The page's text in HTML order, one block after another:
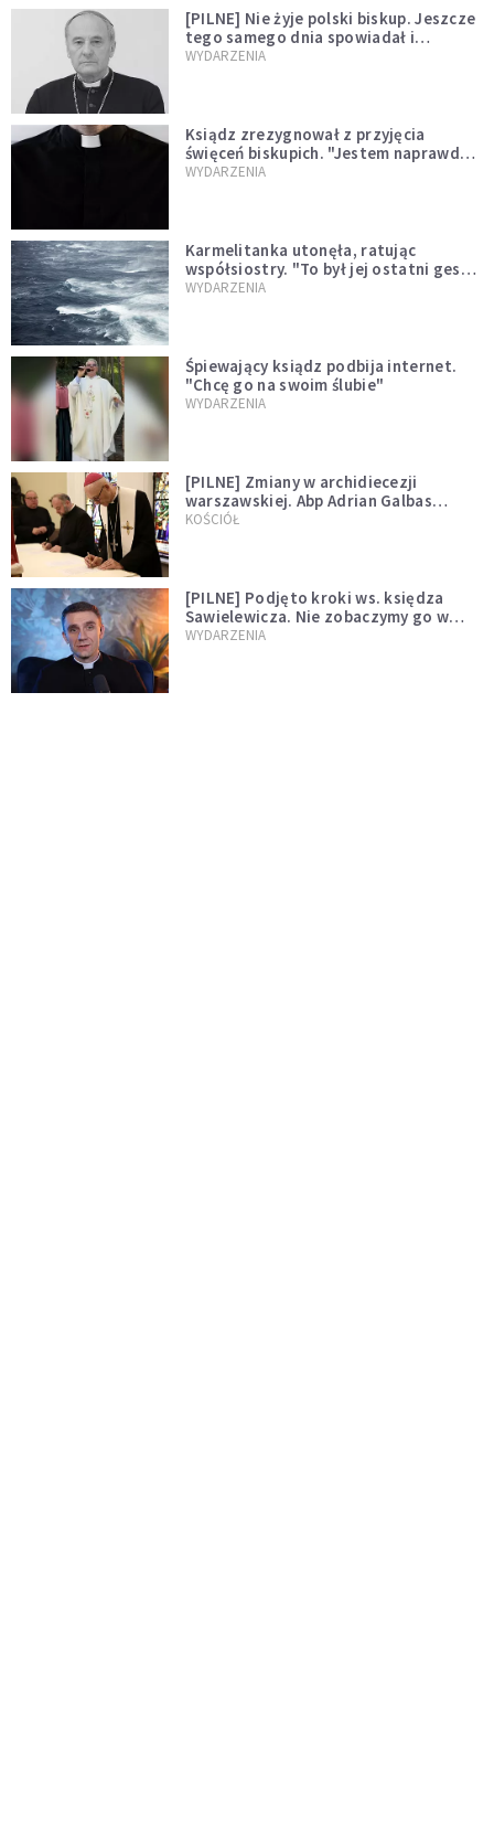
[PILNE] Nie żyje polski biskup. Jeszcze
tego samego dnia spowiadał i
sprawował Mszę świętą
WYDARZENIA
Ksiądz zrezygnował z przyjęcia
święceń biskupich. "Jestem naprawdę
niegodny"
WYDARZENIA
Karmelitanka utonęła, ratując
współsiostry. "To był jej ostatni gest
miłości"
WYDARZENIA
Śpiewający ksiądz podbija internet.
"Chcę go na swoim ślubie"
WYDARZENIA
[PILNE] Zmiany w archidiecezji
warszawskiej. Abp Adrian Galbas
wręczył dekrety nowym proboszczom
KOŚCIÓŁ
[PILNE] Podjęto kroki ws. księdza
Sawielewicza. Nie zobaczymy go w
mediach
WYDARZENIA